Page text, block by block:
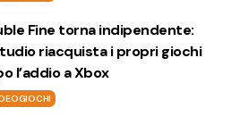
Fine torna indipendente:
riacquista i propri giochi
l’addio a Xbox